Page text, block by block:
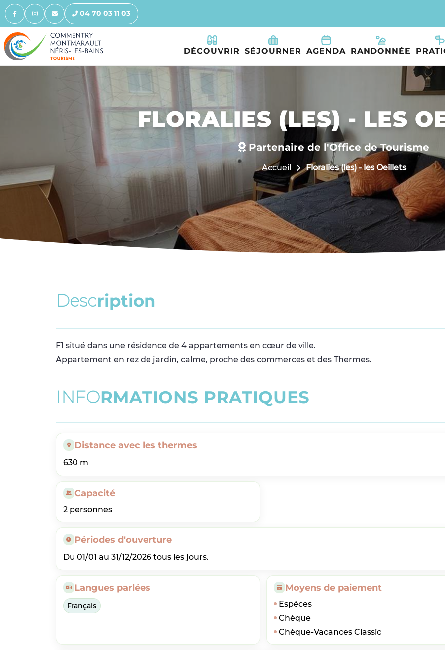
04 70 03 11 03
DÉCOUVRIR SÉJOURNER AGENDA RANDONNÉE
FLORALIES (LES) - LES
Partenaire de l'Office de Tourisme
Accueil Floralies (les) - les Oeillets
Description
F1 situé dans une résidence de 4 appartements en cœur de ville.
Appartement en rez de jardin, calme, proche des commerces et des Thermes.
INFORMATIONS PRATIQUES
Distance avec les thermes
630 m
Capacité
2 personnes
Périodes d'ouverture
Du 01/01 au 31/12/2026 tous les jours.
Langues parlées
Français
Moyens de paiement
Espèces
Chèque
Chèque-Vacances Classic